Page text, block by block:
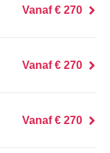
Vanaf € 270
Vanaf € 270
Vanaf € 270